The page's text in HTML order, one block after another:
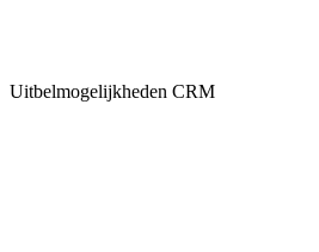
Uitbelmogelijkheden CRM